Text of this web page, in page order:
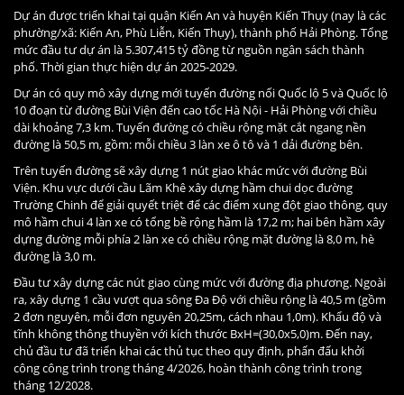
Dự án được triển khai tại quận Kiến An và huyện Kiến Thụy (nay là các
phường/xã: Kiến An, Phù Liễn, Kiến Thụy), thành phố Hải Phòng. Tổng
mức đầu tư dự án là 5.307,415 tỷ đồng từ nguồn ngân sách thành
phố. Thời gian thực hiện dự án 2025-2029.
Dự án có quy mô xây dựng mới tuyến đường nối Quốc lộ 5 và Quốc lộ
10 đoạn từ đường Bùi Viện đến cao tốc Hà Nội - Hải Phòng với chiều
dài khoảng 7,3 km. Tuyến đường có chiều rộng mặt cắt ngang nền
đường là 50,5 m, gồm: mỗi chiều 3 làn xe ô tô và 1 dải đường bên.
Trên tuyến đường sẽ xây dựng 1 nút giao khác mức với đường Bùi
Viện. Khu vực dưới cầu Lãm Khê xây dựng hầm chui dọc đường
Trường Chinh để giải quyết triệt để các điểm xung đột giao thông, quy
mô hầm chui 4 làn xe có tổng bề rộng hầm là 17,2 m; hai bên hầm xây
dựng đường mỗi phía 2 làn xe có chiều rộng mặt đường là 8,0 m, hè
đường là 3,0 m.
Đầu tư xây dựng các nút giao cùng mức với đường địa phương. Ngoài
ra, xây dựng 1 cầu vượt qua sông Đa Độ với chiều rộng là 40,5 m (gồm
2 đơn nguyên, mỗi đơn nguyên 20,25m, cách nhau 1,0m). Khẩu độ và
tĩnh không thông thuyền với kích thước BxH=(30,0x5,0)m. Đến nay,
chủ đầu tư đã triển khai các thủ tục theo quy định, phấn đấu khởi
công công trình trong tháng 4/2026, hoàn thành công trình trong
tháng 12/2028.